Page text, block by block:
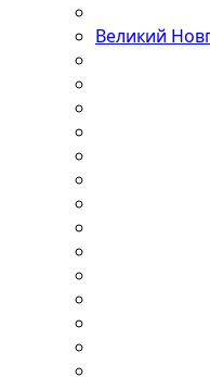
Великий